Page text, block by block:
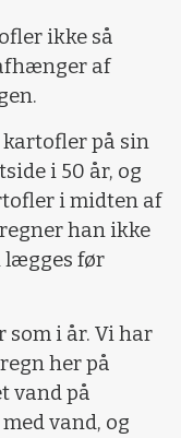
ikke så
af
kartofler på sin
i 50 år, og
i midten af
han ikke
lægges før
som i år. Vi har
her på
vand på
vand, og